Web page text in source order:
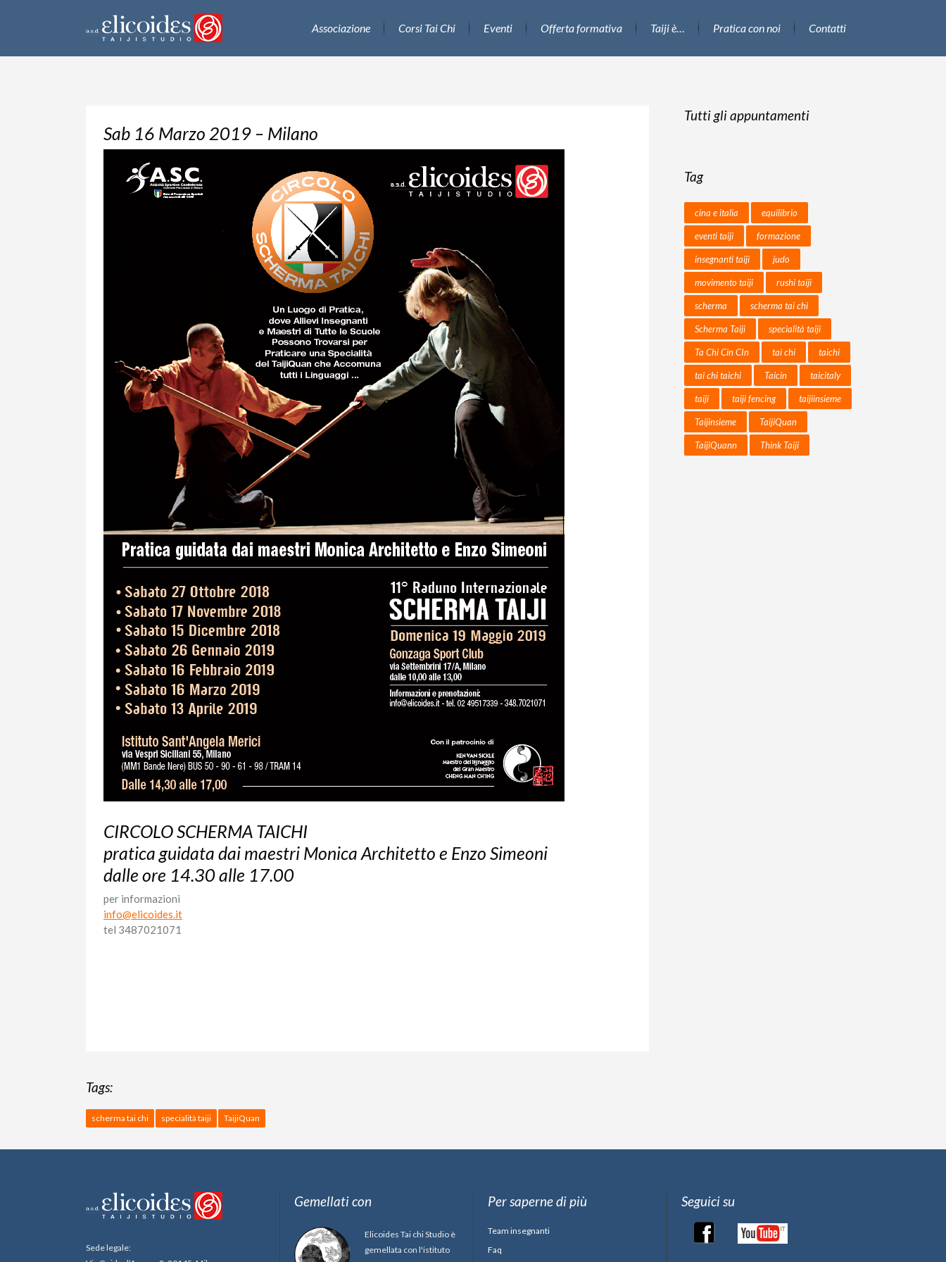
Associazione Corsi Tai Chi Eventi Offerta formativa Taiji è… Pratica con noi Contatti
Sab 16 Marzo 2019 – Milano
CIRCOLO SCHERMA TAICHI
pratica guidata dai maestri Monica Architetto e Enzo Simeoni
dalle ore 14.30 alle 17.00
per informazioni
info@elicoides.it
tel 3487021071
Tags:
scherma tai chi specialità taiji TaijiQuan
Tutti gli appuntamenti
Tag
cina e italia equilibrio
eventi taiji formazione
insegnanti taiji judo
movimento taiji rushi taiji
scherma scherma tai chi
Scherma Taiji specialità taiji
Ta Chi Cin CIn tai chi taichi
tai chi taichi Taicin taicitaly
taiji taiji fencing taijiinsieme
Taijinsieme TaijiQuan
TaijiQuann Think Taiji
Sede legale:
Gemellati con
Elicoides Tai chi Studio è
gemellata con l'istituto
Per saperne di più
Team insegnanti
Faq
Seguici su